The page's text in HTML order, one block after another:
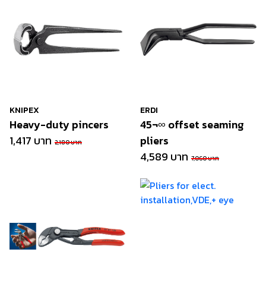
KNIPEX
Heavy-duty pincers
1,417 บาท 2,180 บาท
ERDI
45¬∞ offset seaming
pliers
4,589 บาท 7,060 บาท